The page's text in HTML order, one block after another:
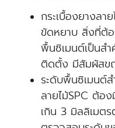
กระเบื้องยางลา
ขัดหยาบ สิ่งที่ต้อ
พื้นซิเมนต์เป็นส
ติดตั้ง มีสัมผัสข
ระดับพื้นซิเมนต์
ลายไม้SPC ต้อ
เกิน 3 มิลลิเมตร